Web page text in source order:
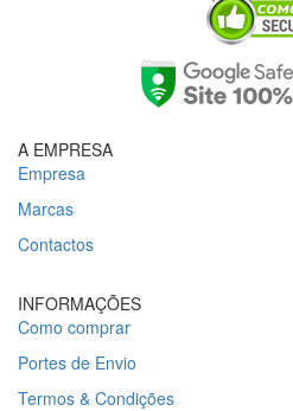
A EMPRESA
Empresa
Marcas
Contactos
INFORMAÇÕES
Como comprar
Portes de Envio
Termos & Condições